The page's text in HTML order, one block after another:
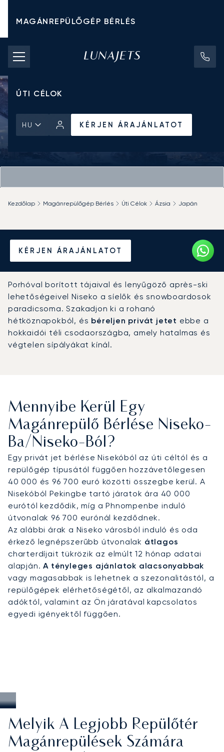
MAGÁNREPÜLŐGÉP BÉRLÉS
CHARTER ÁRAK
MAGÁNREPÜLŐGÉPEK
ÚTI CÉLOK
HU KÉRJEN ÁRAJÁNLATOT
KÉRJEN ÁRAJÁNLATOT
Kezdőlap Magánrepülőgép Bérlés Úti Célok Ázsia Japán
Béreljen magánrepülőt
Nisekóba vagy Nisekóból
Porhóval borított tájaival és lenyűgöző après-ski
lehetőségeivel Niseko a síelők és snowboardosok
paradicsoma. Szakadjon ki a rohanó
hétköznapokból, és béreljen privát jetet ebbe a
hokkaidói téli csodaországba, amely hatalmas és
végtelen sípályákat kínál.
Mennyibe Kerül Egy
Magánrepülő Bérlése Niseko-
Ba/Niseko-Ból?
Egy privát jet bérlése Nisekóból az úti céltól és a
repülőgép típusától függően hozzávetőlegesen
40 000 és 96 700 euró közötti összegbe kerül. A
Nisekóból Pekingbe tartó járatok ára 40 000
eurótól kezdődik, míg a Phnompenbe induló
útvonalak 96 700 eurónál kezdődnek.
Az alábbi árak a Niseko városból induló és oda
érkező legnépszerűbb útvonalak átlagos
charterdíjait tükrözik az elmúlt 12 hónap adatai
alapján.A tényleges ajánlatok alacsonyabbak
vagy magasabbak is lehetnek a szezonalitástól, a
repülőgépek elérhetőségétől, az alkalmazandó
adóktól, valamint az Ön járatával kapcsolatos
egyedi igényektől függően.
Melyik A Legjobb Repülőtér
Magánrepülések Számára